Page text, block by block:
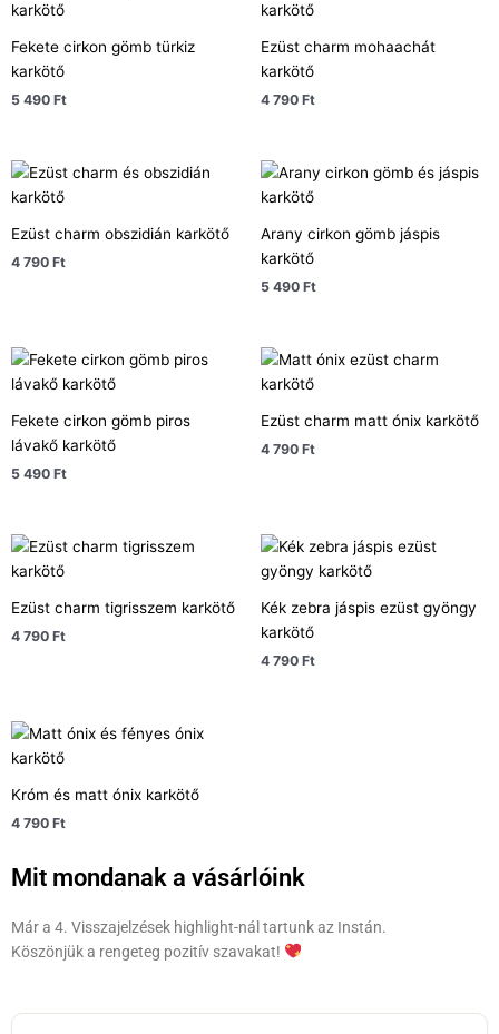
Fekete cirkon gömb türkiz
karkötő
5 490 Ft
Ezüst charm mohaachát
karkötő
4 790 Ft
Ezüst charm obszidián karkötő
4 790 Ft
Arany cirkon gömb jáspis
karkötő
5 490 Ft
Fekete cirkon gömb piros
lávakő karkötő
5 490 Ft
Ezüst charm matt ónix karkötő
4 790 Ft
Ezüst charm tigrisszem karkötő
4 790 Ft
Kék zebra jáspis ezüst gyöngy
karkötő
4 790 Ft
Króm és matt ónix karkötő
4 790 Ft
Mit mondanak a vásárlóink
Már a 4. Visszajelzések highlight-nál tartunk az Instán.
Köszönjük a rengeteg pozitív szavakat!